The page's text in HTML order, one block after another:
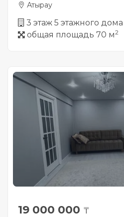
Атырау
3 этаж 5 этажного дома
общая площадь 70 м2
19 000 000 ₸